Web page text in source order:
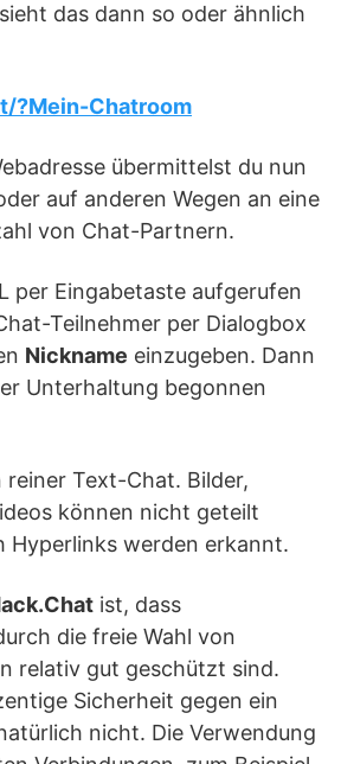
das dann so oder ähnlich
?Mein-Chatroom
übermittelst du nun
auf anderen Wegen an eine
von Chat-Partnern.
per Eingabetaste aufgerufen
Teilnehmer per Dialogbox
Nickname einzugeben. Dann
Unterhaltung begonnen
reiner Text-Chat. Bilder,
können nicht geteilt
Hyperlinks werden erkannt.
ist, dass
die freie Wahl von
relativ gut geschützt sind.
Sicherheit gegen ein
nicht. Die Verwendung